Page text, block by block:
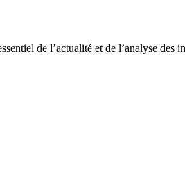
de l’actualité et de l’analyse